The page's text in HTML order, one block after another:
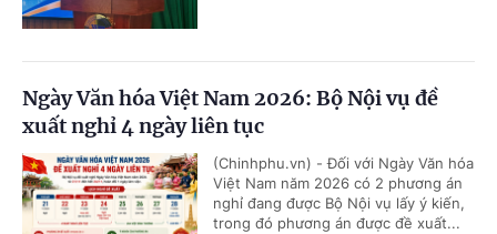
Ngày Văn hóa Việt Nam 2026: Bộ Nội vụ đề
xuất nghỉ 4 ngày liên tục
(Chinhphu.vn) - Đối với Ngày Văn hóa
Việt Nam năm 2026 có 2 phương án
nghỉ đang được Bộ Nội vụ lấy ý kiến,
trong đó phương án được đề xuất...